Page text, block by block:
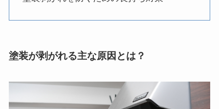
塗装が剥がれる主な原因とは？